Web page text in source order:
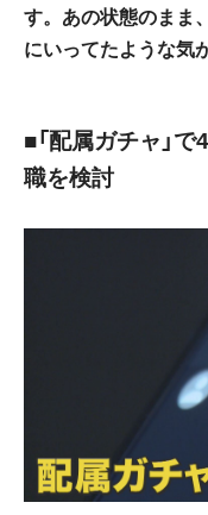
す。あの状態のまま
にいってたような気
■「配属ガチャ」
職を検討